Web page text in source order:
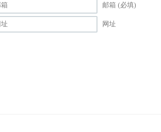
邮箱 (必填)
网址